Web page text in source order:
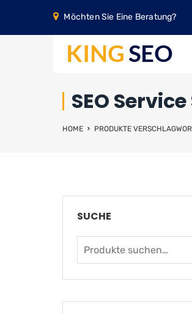
Möchten Sie Eine Beratung?
SEO
HOME PRODUKTE
SUCHE